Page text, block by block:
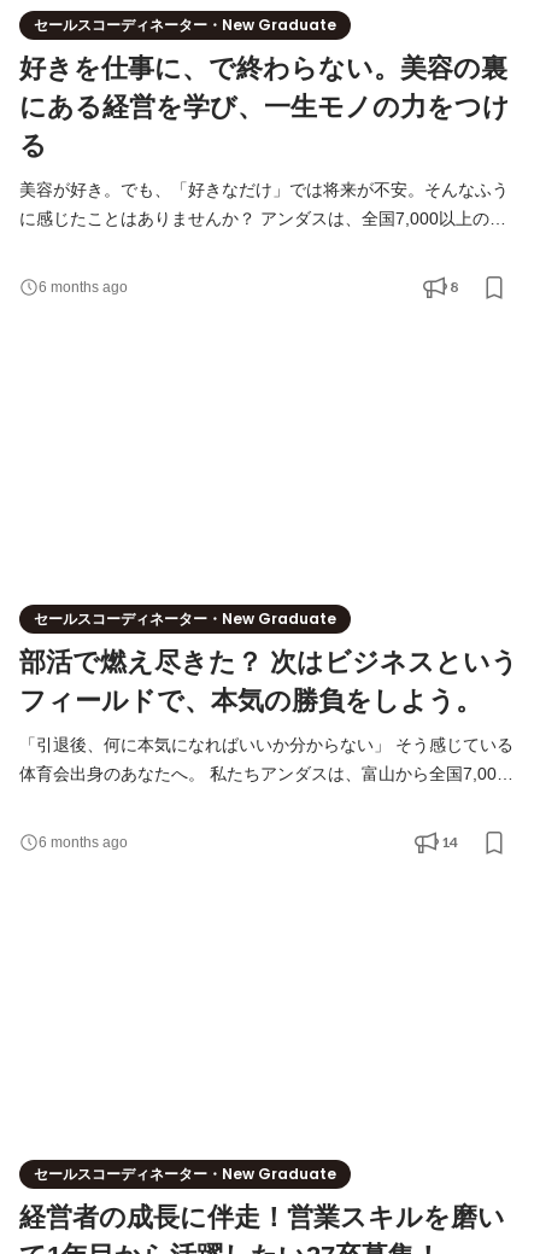
セールスコーディネーター・New Graduate
好きを仕事に、で終わらない。美容の裏
にある経営を学び、一生モノの力をつけ
る
美容が好き。でも、「好きなだけ」では将来が不安。そんなふう
に感じたことはありませんか？ アンダスは、全国7,000以上の美
商品開発や、サロン向けの学習コミュニティ「サロスタ」の運営
6 months ago 8
セールスコーディネーター・New Graduate
部活で燃え尽きた？ 次はビジネスという
フィールドで、本気の勝負をしよう。
「引退後、何に本気になればいいか分からない」 そう感じている
体育会出身のあなたへ。 私たちアンダスは、富山から全国7,000
会社です。2026年にはTOKYO PRO Market上場を目指して、まさ
6 months ago 14
セールスコーディネーター・New Graduate
経営者の成長に伴走！営業スキルを磨い